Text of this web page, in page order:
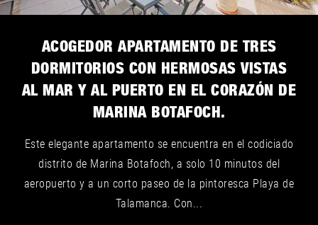
ACOGEDOR APARTAMENTO DE TRES
DORMITORIOS CON HERMOSAS VISTAS
AL MAR Y AL PUERTO EN EL CORAZÓN DE
MARINA BOTAFOCH.
Este elegante apartamento se encuentra en el codiciado
distrito de Marina Botafoch, a solo 10 minutos del
aeropuerto y a un corto paseo de la pintoresca Playa de
Talamanca. Con...